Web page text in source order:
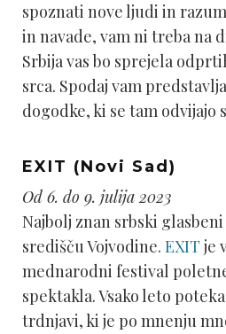
spoznati nove ljudi in
in navade, vam ni treba na
Srbija vas bo sprejela
srca. Spodaj vam
dogodke, ki se tam odvijajo
EXIT (Novi Sad)
Od 6. do 9. julija 2023
Najbolj znan srbski
središču Vojvodine. EXIT je
mednarodni festival
spektakla. Vsako leto
trdnjavi, ki je po mnenju